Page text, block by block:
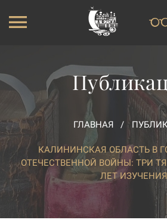
ГЛАВНАЯ
КАЛИНИНСКАЯ ОБЛАСТЬ В
ОТЕЧЕСТВЕННОЙ ВОЙНЫ: ТРИ
ЛЕТ ИЗУЧЕНИЯ